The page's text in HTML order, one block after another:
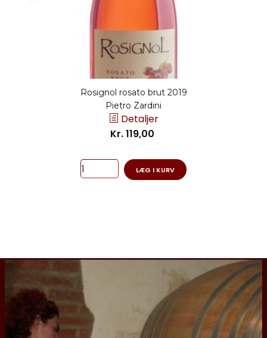
Rosignol rosato brut 2019
Pietro Zardini
Detaljer
Kr. 119,00
LÆG I KURV